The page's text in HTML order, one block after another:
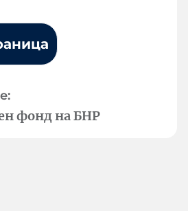
фонд на БНР